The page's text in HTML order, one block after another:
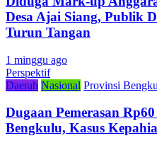
Desa Ajai Siang, Publik
Turun Tangan
1 minggu ago
Perspektif
Daerah Nasional Provinsi
Dugaan Pemerasan
Bengkulu, Kasus